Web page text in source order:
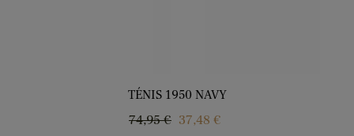
TÉNIS 1950 NAVY
Regular
74,95 € Price
37,48 €